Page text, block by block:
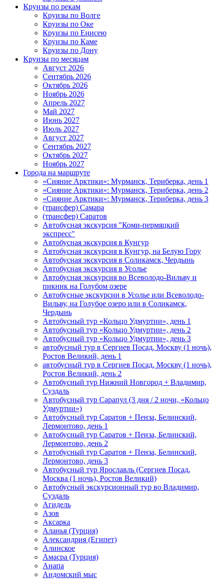
Круизы по рекам
Круизы по Волге
Круизы по Оке
Круизы по Енисею
Круизы по Каме
Круизы по Дону
Круизы по месяцам
Август 2026
Сентябрь 2026
Октябрь 2026
Ноябрь 2026
Апрель 2027
Май 2027
Июнь 2027
Июль 2027
Август 2027
Сентябрь 2027
Октябрь 2027
Ноябрь 2027
Города на маршруте
«Сияние Арктики»: Мурманск, Териберка, день 1
«Сияние Арктики»: Мурманск, Териберка, день 2
«Сияние Арктики»: Мурманск, Териберка, день 3
(трансфер) Самара
(трансфер) Саратов
Автобусная экскурсия "Коми-пермяцкий
экспресс"
Автобусная экскурсия в Кунгур
Автобусная экскурсия в Кунгур, на Белую Гору
Автобусная экскурсия в Соликамск, Чердынь
Автобусная экскурсия в Усолье
Автобусная экскурсия во Всеволодо-Вильву и
пикник на Голубом озере
Автобусные экскурсии в Усолье или Всеволодо-
Вильву, на Голубое озеро или в Соликамск,
Чердынь
Автобусный тур «Кольцо Удмуртии», день 1
Автобусный тур «Кольцо Удмуртии», день 2
Автобусный тур «Кольцо Удмуртии», день 3
автобусный тур в Сергиев Посад, Москву (1 ночь),
Ростов Великий, день 1
автобусный тур в Сергиев Посад, Москву (1 ночь),
Ростов Великий, день 2
Автобусный тур Нижний Новгород + Владимир,
Суздаль
Автобусный тур Сарапул (3 дня / 2 ночи, «Кольцо
Удмуртии»)
Автобусный тур Саратов + Пенза, Белинский,
Лермонтово, день 1
Автобусный тур Саратов + Пенза, Белинский,
Лермонтово, день 2
Автобусный тур Саратов + Пенза, Белинский,
Лермонтово, день 3
Автобусный тур Ярославль (Сергиев Посад,
Москва (1 ночь), Ростов Великий)
Автобусный экскурсионный тур во Владимир,
Суздаль
Агидель
Азов
Аксарка
Аланья (Турция)
Александрия (Египет)
Алинское
Амасра (Турция)
Анапа
Андомский мыс